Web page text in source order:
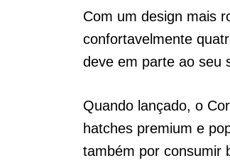
Com um design mais
confortavelmente
deve em parte ao seu
Quando lançado, o
hatches premium e
também por consumir